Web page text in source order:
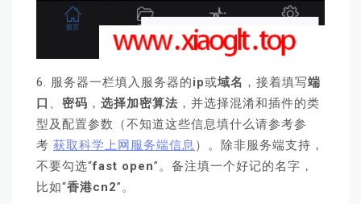
6. 服务器一栏填入服务器的ip或域名 ，接着填写端
口 、 密码 ， 选择加密算法 ，并选择混淆和插件的类
型及配置参数（不知道这些信息填什么请参考参
考 获取科学上网服务端信息 ）。除非服务端支持，
不要勾选“fast open”。备注填一个好记的名字，
比如“香港cn2”。